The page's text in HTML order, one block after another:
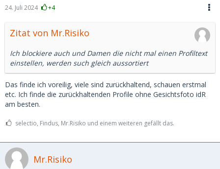
24. Juli 2024 +4
Zitat von Mr.Risiko
Ich blockiere auch und Damen die nicht mal einen Profiltext
einstellen, werden such gleich aussortiert
Das finde ich voreilig, viele sind zurückhaltend, schauen erstmal
etc. Ich finde die zurückhaltenden Profile ohne Gesichtsfoto idR
am besten.
selectio, Findus, Mr.Risiko und einem weiteren gefällt das.
Mr.Risiko